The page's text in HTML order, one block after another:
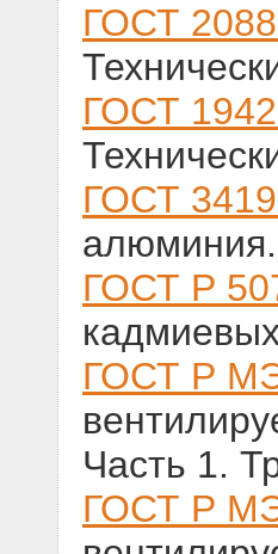
ГОСТ
ГОСТ
ГОСТ
ГОСТ Р
ГОСТ Р
Часть 1.
ГОСТ Р